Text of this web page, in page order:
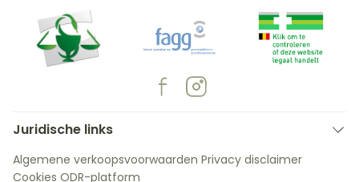
Juridische links
Algemene verkoopsvoorwaarden Privacy disclaimer
Cookies ODR-platform